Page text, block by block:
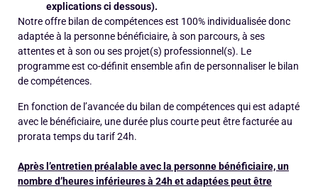
explications ci dessous).
Notre offre bilan de compétences est 100% individualisée donc
adaptée à la personne bénéficiaire, à son parcours, à ses
attentes et à son ou ses projet(s) professionnel(s). Le
programme est co-définit ensemble afin de personnaliser le bilan
de compétences.
En fonction de l’avancée du bilan de compétences qui est adapté
avec le bénéficiaire, une durée plus courte peut être facturée au
prorata temps du tarif 24h.
Après l’entretien préalable avec la personne bénéficiaire, un
nombre d’heures inférieures à 24h et adaptées peut être